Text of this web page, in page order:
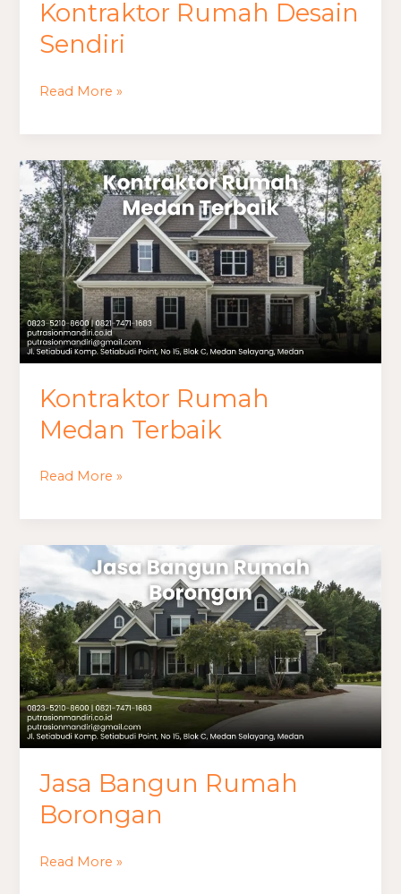
Kontraktor Rumah Desain
Sendiri
Read More »
Kontraktor Rumah
Medan Terbaik
Kontraktor
Rumah
Medan
Terbaik
Read More »
Jasa Bangun Rumah
Borongan
Jasa
Bangun
Rumah
Borongan
Read More »